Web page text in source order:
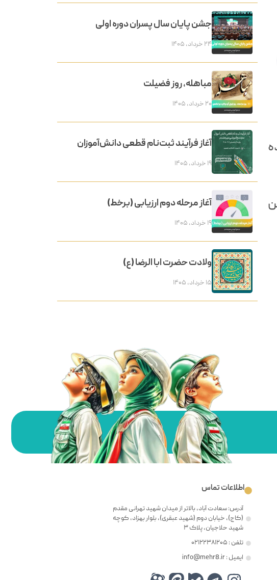
جشن پایان سال پسران دوره اولی
۲۴ خرداد, ۱۴۰۵
مباهله، روز فضیلت
۲۰ خرداد, ۱۴۰۵
آغاز فرآیند ثبت‌نام قطعی دانش‌آموزان
۱۹ خرداد, ۱۴۰۵
آغاز مرحله دوم ارزیابی (برخط)
۱۹ خرداد, ۱۴۰۵
ولادت حضرت ابا الرضا (ع)
۱۵ خرداد, ۱۴۰۵
اطلاعات تماس
آدرس: سعادت آباد، بالاتر از میدان شهید تهرانی مقدم
(کاج)، خیابان دوم (شهید عبقری)، بلوار بهزاد، کوچه
شهید حلاجیان، پلاک ۳
تلفن : ۰۲۱۲۲۳۸۱۲۰۵
ایمیل : info@mehr8.ir